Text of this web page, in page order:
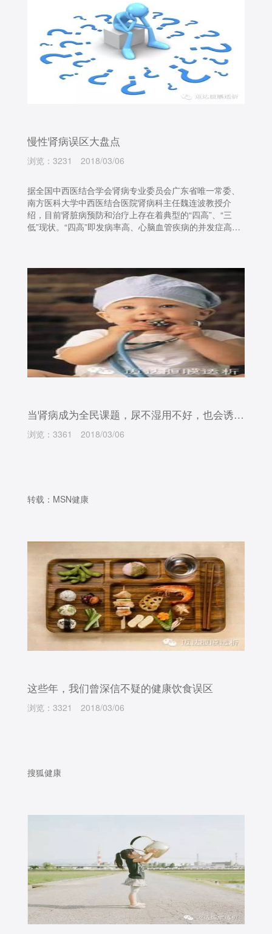
慢性肾病误区大盘点
浏览：3231 2018/03/06
据全国中西医结合学会肾病专业委员会广东省唯一常委、
南方医科大学中西医结合医院肾病科主任魏连波教授介
绍，目前肾脏病预防和治疗上存在着典型的“四高”、“三
低”现状。“四高”即发病率高、心脑血管疾病的并发症高、
当肾病成为全民课题，尿不湿用不好，也会诱发baby肾病综合征
浏览：3361 2018/03/06
转载：MSN健康
这些年，我们曾深信不疑的健康饮食误区
浏览：3321 2018/03/06
搜狐健康